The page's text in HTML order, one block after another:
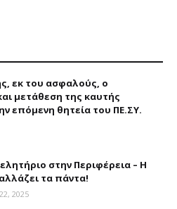
εκ του ασφαλούς, ο
μετάθεση της καυτής
επόμενη θητεία του ΠΕ.ΣΥ.
στην Περιφέρεια – Η
τα πάντα!
2025